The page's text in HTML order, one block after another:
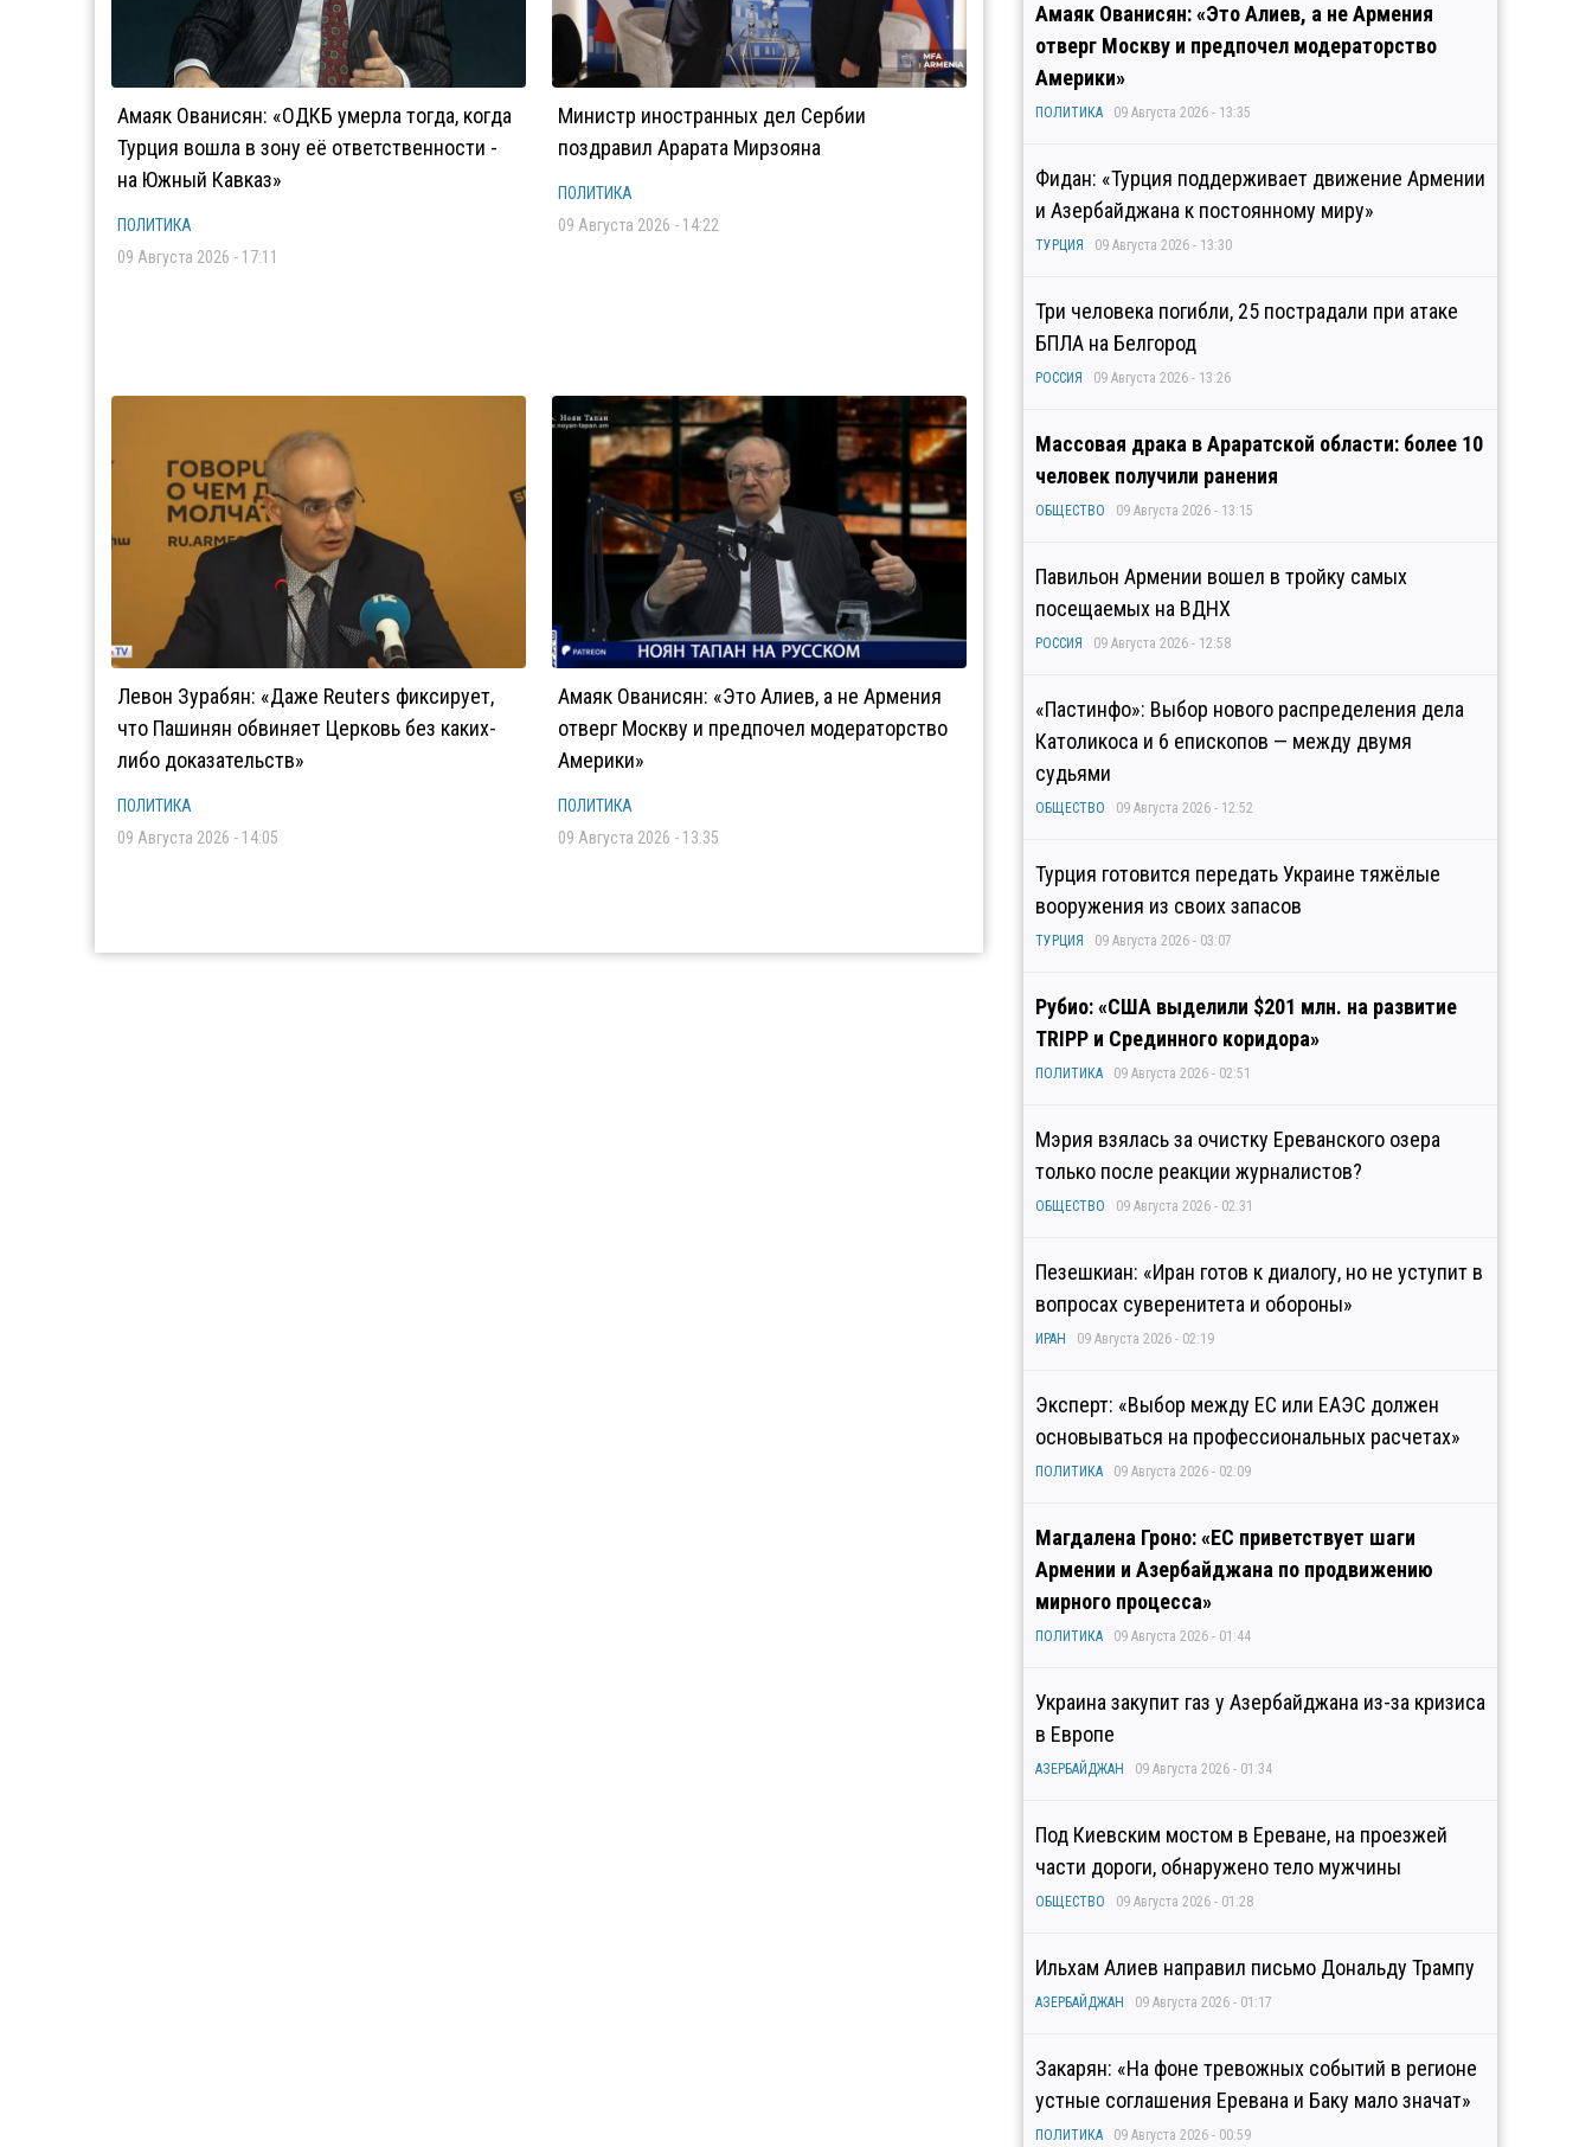
Амаяк Ованисян: «ОДКБ умерла тогда, когда
Турция вошла в зону её ответственности -
на Южный Кавказ»
ПОЛИТИКА
09 Августа 2026 - 17:11
Министр иностранных дел Сербии
поздравил Арарата Мирзояна
ПОЛИТИКА
09 Августа 2026 - 14:22
Левон Зурабян: «Даже Reuters фиксирует,
что Пашинян обвиняет Церковь без каких-
либо доказательств»
ПОЛИТИКА
09 Августа 2026 - 14:05
Амаяк Ованисян: «Это Алиев, а не Армения
отверг Москву и предпочел модераторство
Америки»
ПОЛИТИКА
09 Августа 2026 - 13:35
Амаяк Ованисян: «Это Алиев, а не Армения
отверг Москву и предпочел модераторство
Америки»
ПОЛИТИКА 09 Августа 2026 - 13:35
Фидан: «Турция поддерживает движение Армении
и Азербайджана к постоянному миру»
ТУРЦИЯ 09 Августа 2026 - 13:30
Три человека погибли, 25 пострадали при атаке
БПЛА на Белгород
РОССИЯ 09 Августа 2026 - 13:26
Массовая драка в Араратской области: более 10
человек получили ранения
ОБЩЕСТВО 09 Августа 2026 - 13:15
Павильон Армении вошел в тройку самых
посещаемых на ВДНХ
РОССИЯ 09 Августа 2026 - 12:58
«Пастинфо»: Выбор нового распределения дела
Католикоса и 6 епископов — между двумя
судьями
ОБЩЕСТВО 09 Августа 2026 - 12:52
Турция готовится передать Украине тяжёлые
вооружения из своих запасов
ТУРЦИЯ 09 Августа 2026 - 03:07
Рубио: «США выделили $201 млн. на развитие
TRIPP и Срединного коридора»
ПОЛИТИКА 09 Августа 2026 - 02:51
Мэрия взялась за очистку Ереванского озера
только после реакции журналистов?
ОБЩЕСТВО 09 Августа 2026 - 02:31
Пезешкиан: «Иран готов к диалогу, но не уступит в
вопросах суверенитета и обороны»
ИРАН 09 Августа 2026 - 02:19
Эксперт: «Выбор между ЕС или ЕАЭС должен
основываться на профессиональных расчетах»
ПОЛИТИКА 09 Августа 2026 - 02:09
Магдалена Гроно: «ЕС приветствует шаги
Армении и Азербайджана по продвижению
мирного процесса»
ПОЛИТИКА 09 Августа 2026 - 01:44
Украина закупит газ у Азербайджана из-за кризиса
в Европе
АЗЕРБАЙДЖАН 09 Августа 2026 - 01:34
Под Киевским мостом в Ереване, на проезжей
части дороги, обнаружено тело мужчины
ОБЩЕСТВО 09 Августа 2026 - 01:28
Ильхам Алиев направил письмо Дональду Трампу
АЗЕРБАЙДЖАН 09 Августа 2026 - 01:17
Закарян: «На фоне тревожных событий в регионе
устные соглашения Еревана и Баку мало значат»
ПОЛИТИКА 09 Августа 2026 - 00:59